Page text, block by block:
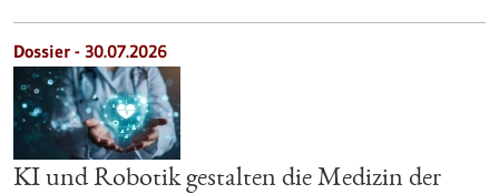
Dossier - 30.07.2026
KI und Robotik gestalten die Medizin der